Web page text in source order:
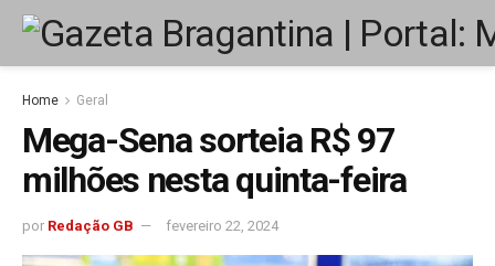
Home Geral
Mega-Sena sorteia R$ 97
milhões nesta quinta-feira
por Redação GB fevereiro 22, 2024